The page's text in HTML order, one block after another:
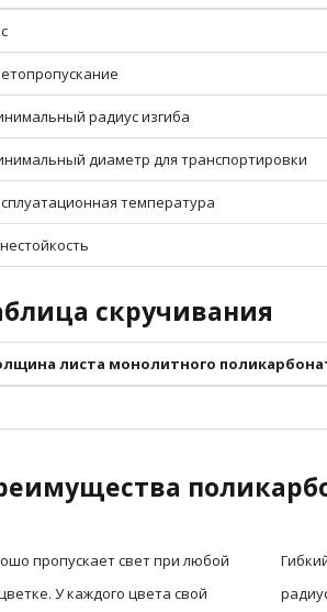
радиус изгиба
диаметр для транспортировки
температура
скручивания
листа монолитного
пропускает свет при любой
У каждого цвета свой